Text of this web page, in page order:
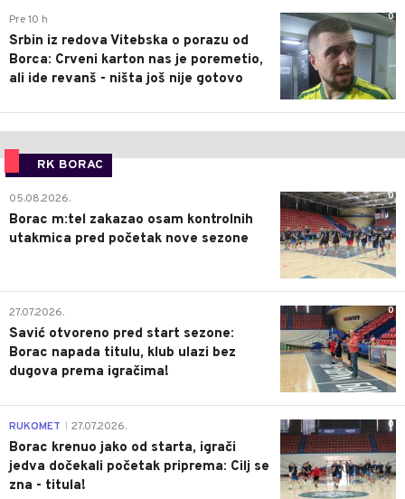
0
Pre 10 h
Srbin iz redova Vitebska o porazu od
Borca: Crveni karton nas je poremetio,
ali ide revanš - ništa još nije gotovo
RK BORAC
0
05.08.2026.
Borac m:tel zakazao osam kontrolnih
utakmica pred početak nove sezone
0
27.07.2026.
Savić otvoreno pred start sezone:
Borac napada titulu, klub ulazi bez
dugova prema igračima!
0
RUKOMET 27.07.2026.
Borac krenuo jako od starta, igrači
jedva dočekali početak priprema: Cilj se
zna - titula!